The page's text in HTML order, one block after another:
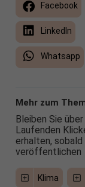
Facebook
LinkedIn
Whatsapp
Mehr zum
Bleiben Sie
Laufenden
erhalten,
veröffentlichen
Klima